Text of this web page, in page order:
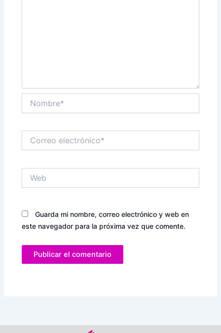
electrónico*
Guarda mi nombre, correo electrónico y web en
este navegador para la próxima vez que comente.